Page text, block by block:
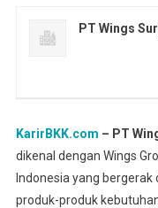
PT Wings
KarirBKK.com – PT
dikenal dengan Wings
Indonesia yang
produk-produk